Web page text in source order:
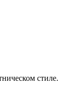
стиле.